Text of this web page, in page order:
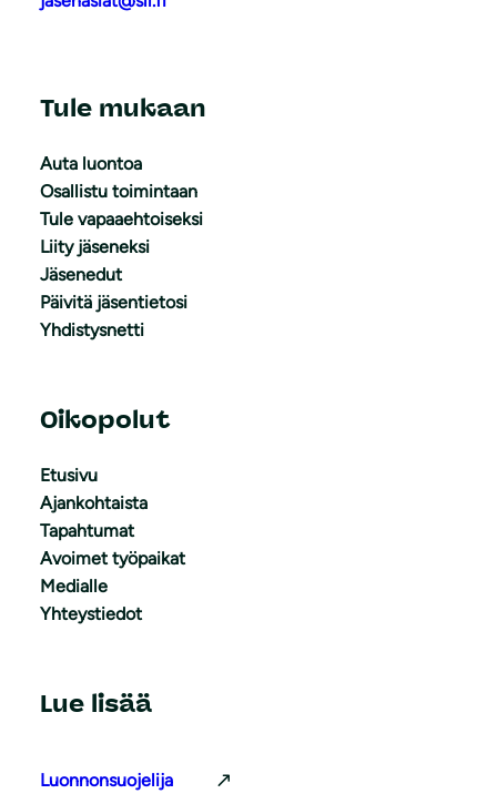
Tule mukaan
Auta luontoa
Osallistu toimintaan
Tule vapaaehtoiseksi
Liity jäseneksi
Jäsenedut
Päivitä jäsentietosi
Yhdistysnetti
Oikopolut
Etusivu
Ajankohtaista
Tapahtumat
Avoimet työpaikat
Medialle
Yhteystiedot
Lue lisää
Luonnonsuojelija